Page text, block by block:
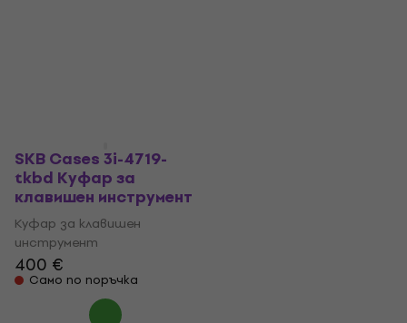
SKB Cases 3i-4719-
tkbd Куфар за
клавишен инструмент
Куфар за клавишен
инструмент
400 €
Само по поръчка